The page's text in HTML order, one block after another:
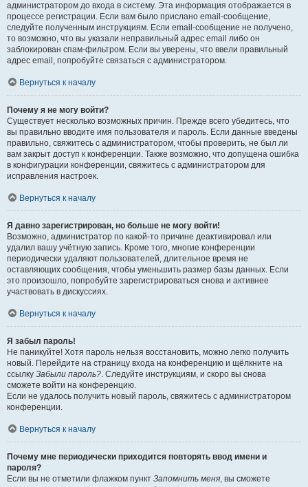
администратором до входа в систему. Эта информация отображается в
процессе регистрации. Если вам было прислано email-сообщение,
следуйте полученным инструкциям. Если email-сообщение не получено,
то возможно, что вы указали неправильный адрес email либо он
заблокирован спам-фильтром. Если вы уверены, что ввели правильный
адрес email, попробуйте связаться с администратором.
Вернуться к началу
Почему я не могу войти?
Существует несколько возможных причин. Прежде всего убедитесь, что
вы правильно вводите имя пользователя и пароль. Если данные введены
правильно, свяжитесь с администратором, чтобы проверить, не был ли
вам закрыт доступ к конференции. Также возможно, что допущена ошибка
в конфигурации конференции, свяжитесь с администратором для
исправления настроек.
Вернуться к началу
Я давно зарегистрирован, но больше не могу войти!
Возможно, администратор по какой-то причине деактивировал или
удалил вашу учётную запись. Кроме того, многие конференции
периодически удаляют пользователей, длительное время не
оставляющих сообщения, чтобы уменьшить размер базы данных. Если
это произошло, попробуйте зарегистрироваться снова и активнее
участвовать в дискуссиях.
Вернуться к началу
Я забыл пароль!
Не паникуйте! Хотя пароль нельзя восстановить, можно легко получить
новый. Перейдите на страницу входа на конференцию и щёлкните на
ссылку Забыли пароль?. Следуйте инструкциям, и скоро вы снова
сможете войти на конференцию.
Если не удалось получить новый пароль, свяжитесь с администратором
конференции.
Вернуться к началу
Почему мне периодически приходится повторять ввод имени и
пароля?
Если вы не отметили флажком пункт Запомнить меня, вы сможете